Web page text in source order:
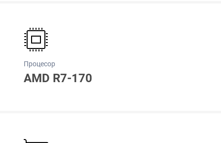
Процесор
AMD R7-170